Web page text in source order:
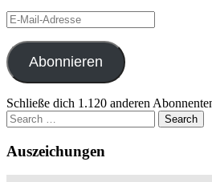
E-
Mail-
Adresse
Abonnieren
Schließe dich 1.120 anderen
Search
for:
Auszeichungen